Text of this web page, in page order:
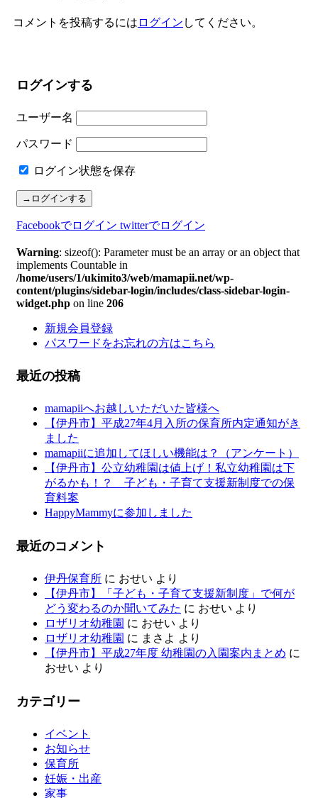
コメントを投稿するには ログイン してください。
ログインする
ユーザー名
パスワード
ログイン状態を保存
Facebookでログイン twitterでログイン
Warning: sizeof(): Parameter must be an array or an object that
implements Countable in
/home/users/1/ukimito3/web/mamapii.net/wp-
content/plugins/sidebar-login/includes/class-sidebar-login-
widget.php on line 206
新規会員登録
パスワードをお忘れの方はこちら
最近の投稿
mamapiiへお越しいただいた皆様へ
【伊丹市】平成27年4月入所の保育所内定通知がき
ました
mamapiiに追加してほしい機能は？（アンケート）
【伊丹市】公立幼稚園は値上げ！私立幼稚園は下
がるかも！？ 子ども・子育て支援新制度での保
育料案
HappyMammyに参加しました
最近のコメント
伊丹保育所 に おせい より
【伊丹市】「子ども・子育て支援新制度」で何が
どう変わるのか聞いてみた に おせい より
ロザリオ幼稚園 に おせい より
ロザリオ幼稚園 に まさよ より
【伊丹市】平成27年度 幼稚園の入園案内まとめ に
おせい より
カテゴリー
イベント
お知らせ
保育所
妊娠・出産
家事